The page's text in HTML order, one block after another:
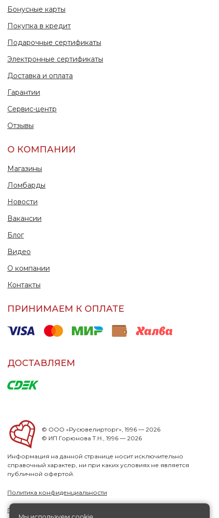
Бонусные карты
Покупка в кредит
Подарочные сертификаты
Электронные сертификаты
Доставка и оплата
Гарантии
Сервис-центр
Отзывы
О КОМПАНИИ
Магазины
Ломбарды
Новости
Вакансии
Блог
Видео
О компании
Контакты
ПРИНИМАЕМ К ОПЛАТЕ
ДОСТАВЛЯЕМ
© ООО «Русювелирторг», 1996 — 2026
© ИП Горюнова Т.Н., 1996 — 2026
Информация на данной странице носит исключительно
справочный характер, ни при каких условиях не является
публичной офертой.
Политика конфиденциальности
Публичная офера